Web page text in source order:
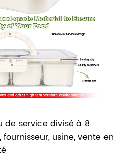
de service divisé à 8
usine, vente en